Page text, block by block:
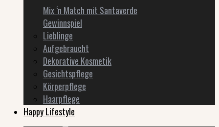
Mix ‘n Match mit Santaverde
Gewinnspiel
Lieblinge
Aufgebraucht
Dekorative Kosmetik
Gesichtspflege
Körperpflege
Haarpflege
Happy Lifestyle